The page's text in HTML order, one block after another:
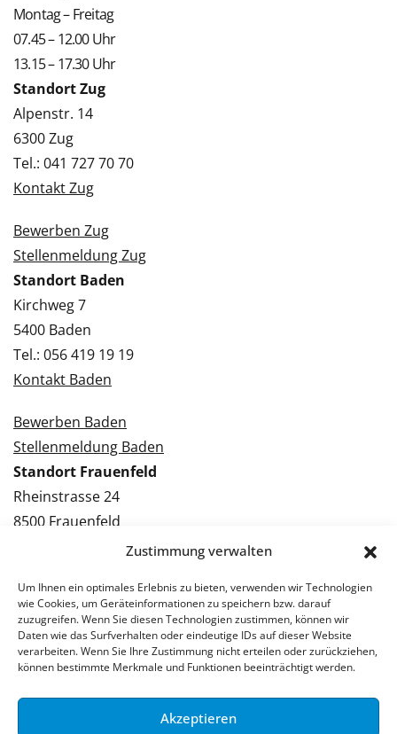
Zustimmung verwalten
Um Ihnen ein optimales Erlebnis zu bieten, verwenden wir Technologien
wie Cookies, um Geräteinformationen zu speichern bzw. darauf
zuzugreifen. Wenn Sie diesen Technologien zustimmen, können wir
Daten wie das Surfverhalten oder eindeutige IDs auf dieser Website
verarbeiten. Wenn Sie Ihre Zustimmung nicht erteilen oder zurückziehen,
können bestimmte Merkmale und Funktionen beeinträchtigt werden.
Akzeptieren
Montag – Freitag
07.45 – 12.00 Uhr
13.15 – 17.30 Uhr
Standort Zug
Alpenstr. 14
6300 Zug
Tel.: 041 727 70 70
Kontakt Zug
Bewerben Zug
Stellenmeldung Zug
Standort Baden
Kirchweg 7
5400 Baden
Tel.: 056 419 19 19
Kontakt Baden
Bewerben Baden
Stellenmeldung Baden
Standort Frauenfeld
Rheinstrasse 24
8500 Frauenfeld
Tel.: 052 224 09 09
Bewerben Frauenfeld
Stellenmeldung Frauenfeld
© 2026 Stellenpartner AG